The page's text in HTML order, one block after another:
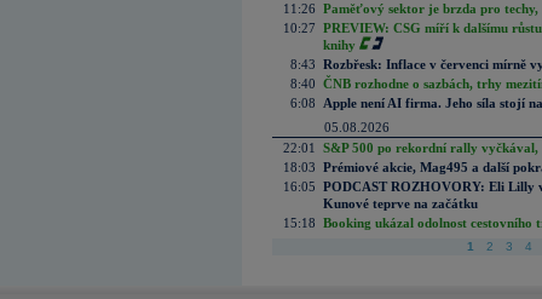
11:26 Paměťový sektor je brzda pro techy,
10:27 PREVIEW: CSG míří k dalšímu
knihy
8:43 Rozbřesk: Inflace v červenci mírně
8:40 ČNB rozhodne o sazbách, trhy
6:08
Apple není AI firma. Jeho síla stojí
05.08.2026
22:01
S&P 500 po rekordní rally vyčkával,
18:03 Prémiové akcie, Mag495 a další
16:05 PODCAST ROZHOVORY: Eli Lilly
Kunové teprve na začátku
15:18 Booking ukázal odolnost cestovního
1 2 3 4